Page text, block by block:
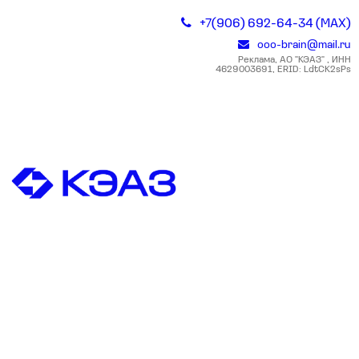
+7(906) 692-64-34 (MAX)
ooo-brain@mail.ru
Реклама, АО "КЭАЗ" , ИНН
4629003691, ERID: LdtCK2sPs